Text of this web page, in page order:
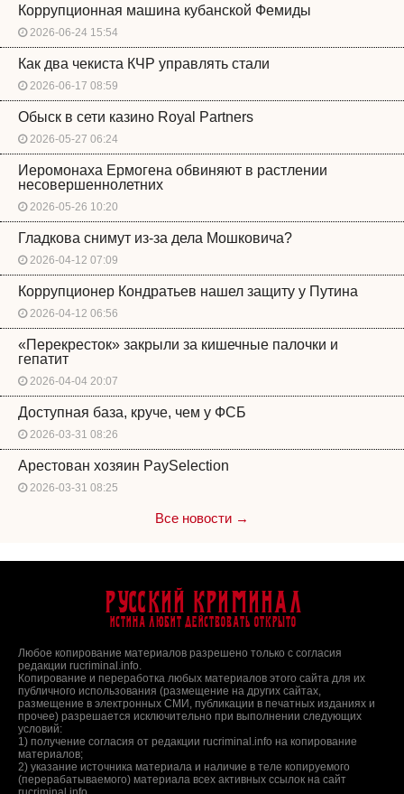
Коррупционная машина кубанской Фемиды
2026-06-24 15:54
Как два чекиста КЧР управлять стали
2026-06-17 08:59
Обыск в сети казино Royal Partners
2026-05-27 06:24
Иеромонаха Ермогена обвиняют в растлении
несовершеннолетних
2026-05-26 10:20
Гладкова снимут из-за дела Мошковича?
2026-04-12 07:09
Коррупционер Кондратьев нашел защиту у Путина
2026-04-12 06:56
«Перекресток» закрыли за кишечные палочки и
гепатит
2026-04-04 20:07
Доступная база, круче, чем у ФСБ
2026-03-31 08:26
Арестован хозяин PaySelection
2026-03-31 08:25
Все новости →
Русский Криминал
Истина любит действовать открыто
Любое копирование материалов разрешено только с согласия
редакции rucriminal.info.
Копирование и переработка любых материалов этого сайта для их
публичного использования (размещение на других сайтах,
размещение в электронных СМИ, публикации в печатных изданиях и
прочее) разрешается исключительно при выполнении следующих
условий:
1) получение согласия от редакции rucriminal.info на копирование
материалов;
2) указание источника материала и наличие в теле копируемого
(перерабатываемого) материала всех активных ссылок на сайт